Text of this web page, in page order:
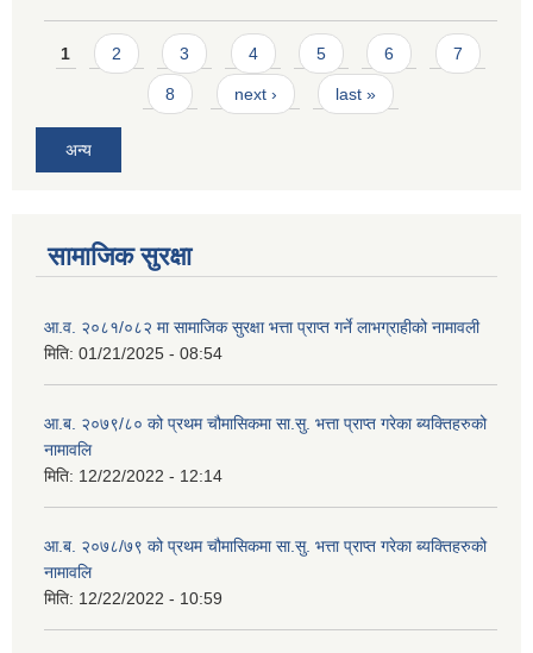
Pages
1 2 3 4 5 6 7
8 next › last »
अन्य
सामाजिक सुरक्षा
आ.व. २०८१/०८२ मा सामाजिक सुरक्षा भत्ता प्राप्त गर्ने लाभग्राहीको नामावली
मिति: 01/21/2025 - 08:54
आ.ब. २०७९/८० को प्रथम चौमासिकमा सा.सु. भत्ता प्राप्त गरेका ब्यक्तिहरुको
नामावलि
मिति: 12/22/2022 - 12:14
आ.ब. २०७८/७९ को प्रथम चौमासिकमा सा.सु. भत्ता प्राप्त गरेका ब्यक्तिहरुको
नामावलि
मिति: 12/22/2022 - 10:59